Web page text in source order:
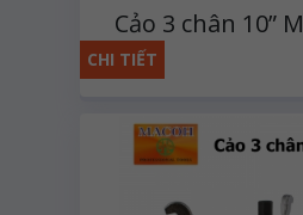
Cảo 3 chân 10”
CHI TIẾT